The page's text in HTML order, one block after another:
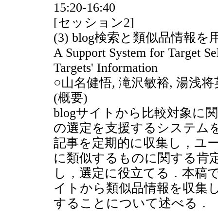
15:20-16:40
[セッション2]
(3) blog検索と類似品情報を
A Support System for Target
Targets' Information
○山名健悟, 滝沢敏裕, 湯浅
(概要)
blogサイトから比較対象に
の選定を支援するシステム
記事を定期的に収集し，ユ
に類似するものに関する肯
し，選定に役立てる．本稿
イトから類似品情報を収集
することについて述べる．